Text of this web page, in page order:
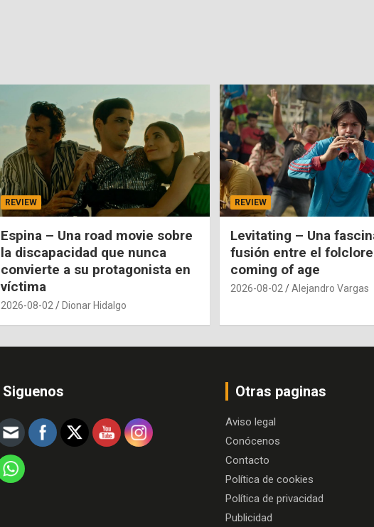
REVIEW
Espina – Una road movie sobre
la discapacidad que nunca
convierte a su protagonista en
víctima
2026-08-02 Dionar Hidalgo
REVIEW
Levitating – Una
fusión entre el
coming of age
2026-08-02 Alejandro Vargas
Siguenos Otras paginas
Aviso legal
Conócenos
Contacto
Política de cookies
Política de privacidad
Publicidad